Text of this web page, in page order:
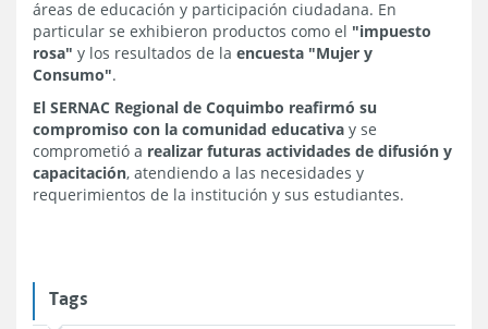
áreas de educación y participación ciudadana. En
particular se exhibieron productos como el "impuesto
rosa" y los resultados de la encuesta "Mujer y
Consumo".
El SERNAC Regional de Coquimbo reafirmó su
compromiso con la comunidad educativa y se
comprometió a realizar futuras actividades de difusión y
capacitación, atendiendo a las necesidades y
requerimientos de la institución y sus estudiantes.
Tags